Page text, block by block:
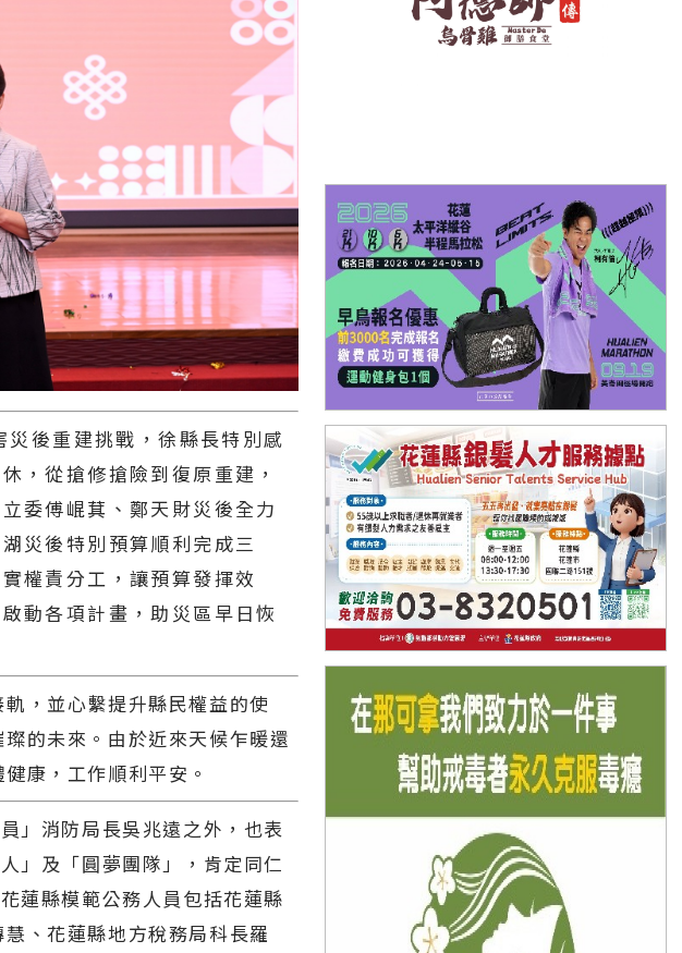
後重建挑戰，徐縣長特別感
，從搶修搶險到復原重建，
委傅崐萁、鄭天財災後全力
災後特別預算順利完成三
權責分工，讓預算發揮效
動各項計畫，助災區早日恢
，並心繫提升縣民權益的使
的未來。由於近來天候乍暖還
康，工作順利平安。
」消防局長吳兆遠之外，也表
」及「圓夢團隊」，肯定同仁
蓮縣模範公務人員包括花蓮縣
、花蓮縣地方稅務局科長羅